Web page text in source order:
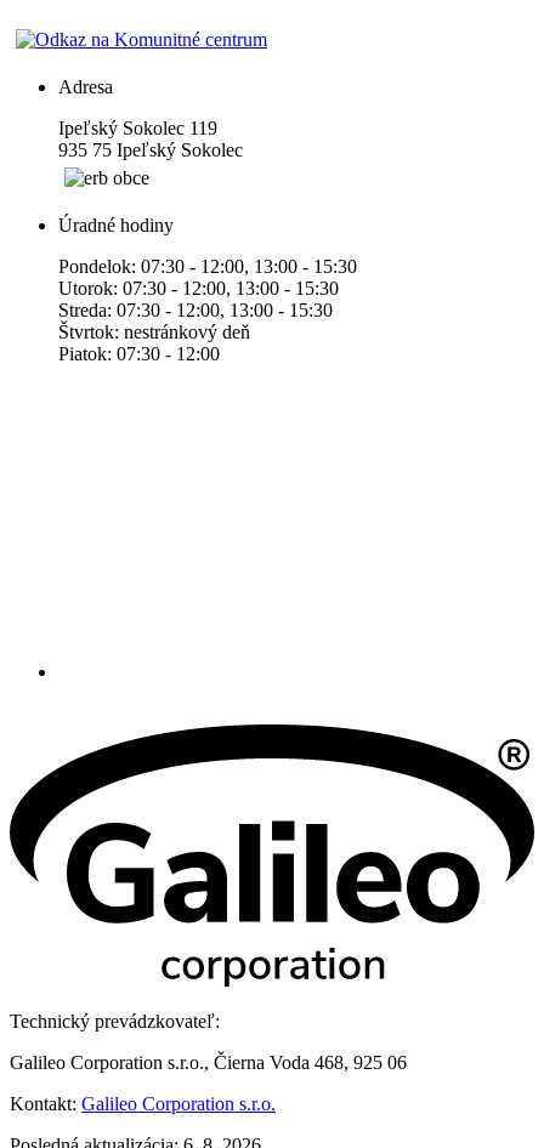
Adresa
Ipeľský Sokolec 119
935 75 Ipeľský Sokolec
Úradné hodiny
Pondelok: 07:30 - 12:00, 13:00 - 15:30
Utorok: 07:30 - 12:00, 13:00 - 15:30
Streda: 07:30 - 12:00, 13:00 - 15:30
Štvrtok: nestránkový deň
Piatok: 07:30 - 12:00
Technický prevádzkovateľ:
Galileo Corporation s.r.o., Čierna Voda 468, 925 06
Kontakt: Galileo Corporation s.r.o.